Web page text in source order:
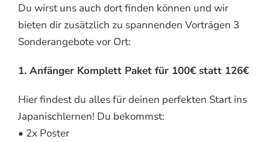
Du wirst uns auch dort finden können und wir
bieten dir zusätzlich zu spannenden Vorträgen 3
Sonderangebote vor Ort:
1. Anfänger Komplett Paket für 100€ statt 126€
Hier findest du alles für deinen perfekten Start ins
Japanischlernen! Du bekommst:
• 2x Poster